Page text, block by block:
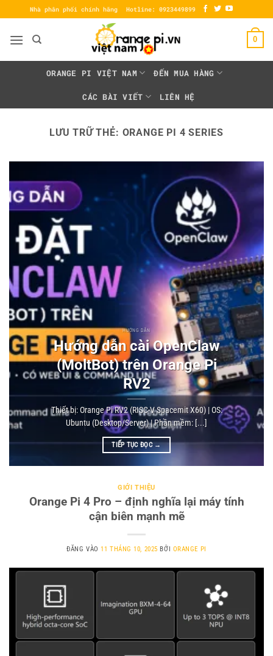
qua
nội
Nhà phân phối chính hãng Hotline: 0923449899
0
ORANGE PI VIỆT NAM ĐẾN MUA HÀNG
CÁC BÀI VIẾT LIÊN HỆ
LƯU TRỮ THẺ: ORANGE PI 4 SERIES
HƯỚNG DẪN
Hướng dẫn cài OpenClaw
(MoltBot) trên Orange Pi
RV2
Thiết bị: Orange Pi RV2 (RISC-V Spacemit X60) | OS:
Ubuntu (Desktop/Server) | Phần mềm: [...]
TIẾP TỤC ĐỌC→
GIỚI THIỆU
Orange Pi 4 Pro – định nghĩa lại máy tính
cận biên mạnh mẽ
ĐĂNG VÀO11 THÁNG 10, 2025 BỞI ORANGE PI